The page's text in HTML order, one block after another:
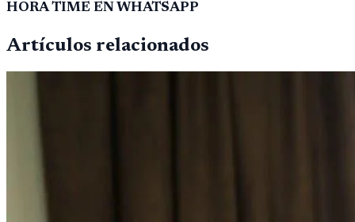
HORA TIME EN WHATSAPP
Artículos relacionados